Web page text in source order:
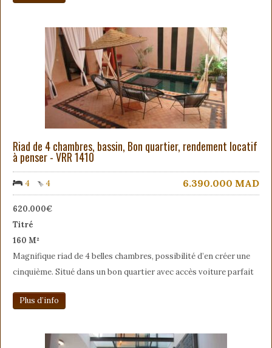
Riad de 4 chambres, bassin, Bon quartier, rendement locatif
à penser - VRR 1410
4 4 6.390.000 MAD
620.000€
Titré
160 M²
Magnifique riad de 4 belles chambres, possibilité d’en créer une
cinquième. Situé dans un bon quartier avec accès voiture parfait
Plus d’info